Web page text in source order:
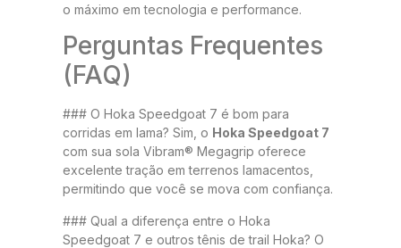
o máximo em tecnologia e performance.
Perguntas Frequentes
(FAQ)
### O Hoka Speedgoat 7 é bom para
corridas em lama? Sim, o Hoka Speedgoat 7
com sua sola Vibram® Megagrip oferece
excelente tração em terrenos lamacentos,
permitindo que você se mova com confiança.
### Qual a diferença entre o Hoka
Speedgoat 7 e outros tênis de trail Hoka? O